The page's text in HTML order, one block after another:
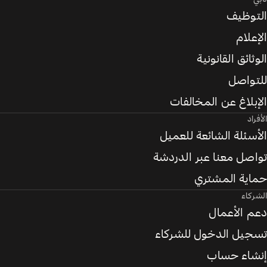
التوظيف
الإعلام
الوثائق القانونية
للتواصل
الإبلاغ عن المخالفات
الأفراد
الأسئلة الشائعة للعميل
تواصل معنا عبر الدردشة
حماية المشتري
الشركاء
دعم الأعمال
تسجيل الدخول للشركاء
إنشاء حساب